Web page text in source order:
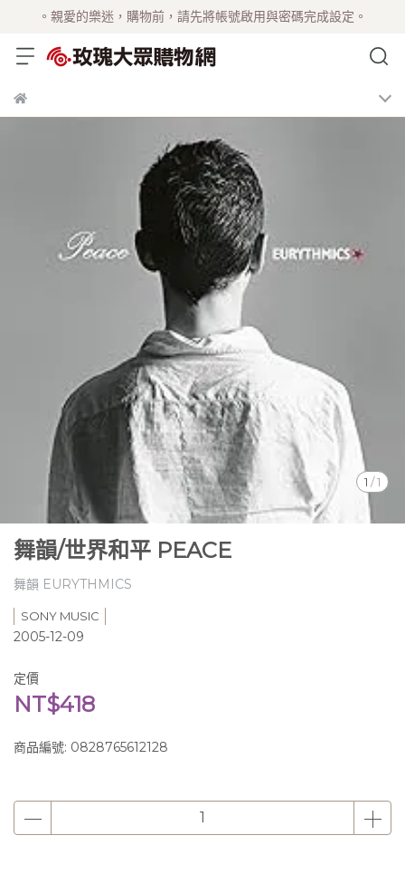
。親愛的樂迷，購物前，請先將帳號啟用與密碼完成設定。
1 /1
舞韻/世界和平 PEACE
舞韻 EURYTHMICS
SONY MUSIC
2005-12-09
定價
NT$418
商品編號: 0828765612128